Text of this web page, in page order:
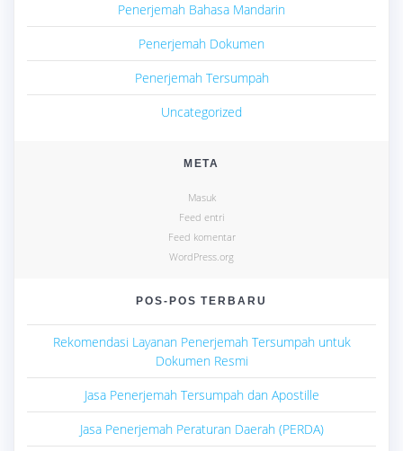
Penerjemah Bahasa Mandarin
Penerjemah Dokumen
Penerjemah Tersumpah
Uncategorized
META
Masuk
Feed entri
Feed komentar
WordPress.org
POS-POS TERBARU
Rekomendasi Layanan Penerjemah Tersumpah untuk
Dokumen Resmi
Jasa Penerjemah Tersumpah dan Apostille
Jasa Penerjemah Peraturan Daerah (PERDA)